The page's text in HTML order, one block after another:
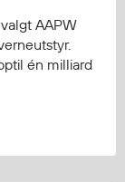
AAPW
én milliard